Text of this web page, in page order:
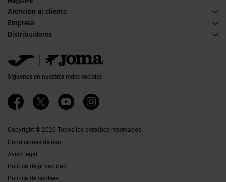
Atención al cliente
Condiciones de compra
Transporte y entrega
FAQs
Empresa
Historia
Política de calidad y medio ambiente
Trabaja con nosotros
Accesibilidad
Distribuidores
Jomanet
Área marketing
Contacto
Síguenos en nuestras redes sociales
Copyright © 2026 Todos los derechos reservados
Condiciones de uso
Aviso legal
Política de privacidad
Política de cookies